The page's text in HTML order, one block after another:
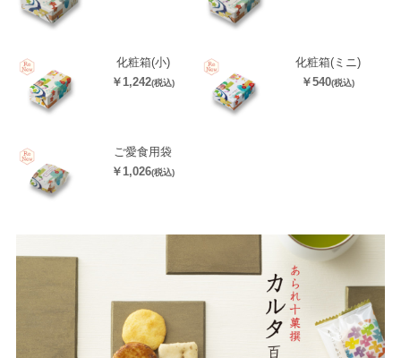
化粧箱(小)
￥1,242(税込)
化粧箱(ミニ)
￥540(税込)
ご愛食用袋
￥1,026(税込)